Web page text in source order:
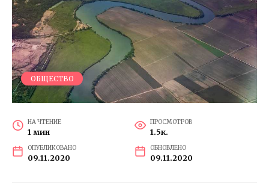
ОБЩЕСТВО
НА ЧТЕНИЕ
1 мин
ПРОСМОТРОВ
1.5к.
ОПУБЛИКОВАНО
09.11.2020
ОБНОВЛЕНО
09.11.2020